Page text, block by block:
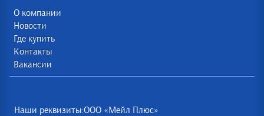
О компании
Новости
Где купить
Контакты
Вакансии
Наши реквизиты:ООО «Мейл Плюс»